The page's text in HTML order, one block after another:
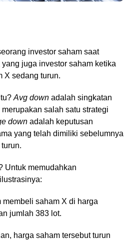
investor saham saat
juga investor saham ketika
X sedang turun.
Avg down adalah singkatan
merupakan salah satu strategi
down adalah keputusan
yang telah dimiliki sebelumnya
Untuk memudahkan
saham X di harga
jumlah 383 lot.
harga saham tersebut turun